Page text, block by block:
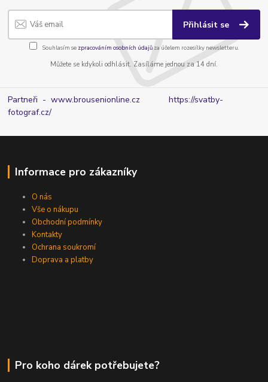
Přihlásit se
Souhlasím se zpracováním osobních údajůza účelem rozesílky newsletteru.
Můžete se kdykoli odhlásit. Zasíláme jednou za 14 dní.
Partneři - www.brousenionline.czhttps://svatby-
fotograf.cz/
Informace pro zákazníky
O nás
Vše o nákupu
Obchodní podmínky
Kontakty
Ochrana soukromí
Doprava a platby
Pro koho dárek potřebujete?